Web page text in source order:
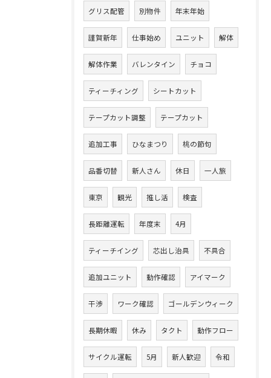
グリス配管 別物件 年末年始
謹賀新年 仕事始め ユニット 解体
解体作業 バレンタイン チョコ
ティーチィング シートカット
テープカット調整 テープカット
追加工事 ひなまつり 桃の節句
品番切替 新人さん 休日 一人旅
東京 観光 推し活 検査
長距離運転 年度末 4月
ティーチイング 芯出し治具 不具合
追加ユニット 動作確認 アイマーク
干渉 ワーク確認 ゴールデンウィーク
長期休暇 休み タクト 動作フロー
サイクル運転 5月 新人歓迎 令和